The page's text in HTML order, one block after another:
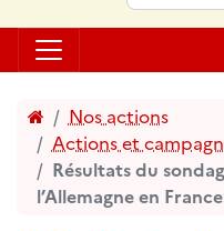
Accueil
Nos actions
Actions et
Résultats du
l’Allemagne en